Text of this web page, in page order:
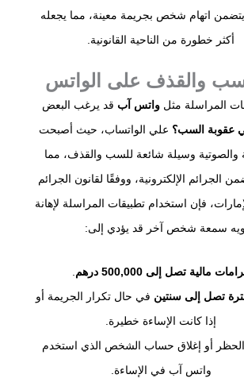
يتضمن اتهام شخص بجريمة معينة، مما يجعله
أكثر خطورة من الناحية القانونية.
والقذف على الواتس
المراسلة مثل واتس آب قد يرغب البعض
عقوبة السب؟ علي الواتساب، حيث أصبحت
والصوتية وسيلة شائعة للسب والقذف، مما
الجرائم الإلكترونية، ووفقًا لقانون الجرائم
فإن استخدام تطبيقات المراسلة لإهانة
سمعة شخص آخر قد يؤدي إلى:
مالية تصل إلى 500,000 درهم
.
تصل إلى سنتين في حال تكرار الجريمة أو
إذا كانت الإساءة خطيرة.
الحظر أو إغلاق حساب الشخص الذي استخدم
واتس آب في الإساءة.